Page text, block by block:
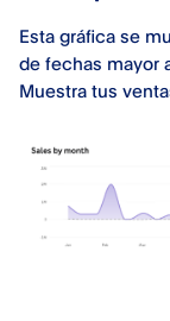
Esta gráfica se
de fechas mayor
Muestra tus